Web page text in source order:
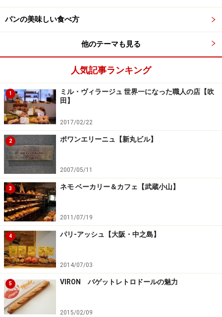
パンの美味しい食べ方
他のテーマも見る
人気記事ランキング
1
ミル・ヴィラージュ 世界一になった職人の店【吹
田】
2017/02/22
2 ポワンエリーニュ【新丸ビル】
2007/05/11
3 ネモ ベーカリー＆カフェ【武蔵小山】
2011/07/19
4 パリ-アッシュ【大阪・中之島】
2014/07/03
5 VIRON バゲットレトロドールの魅力
2015/02/09